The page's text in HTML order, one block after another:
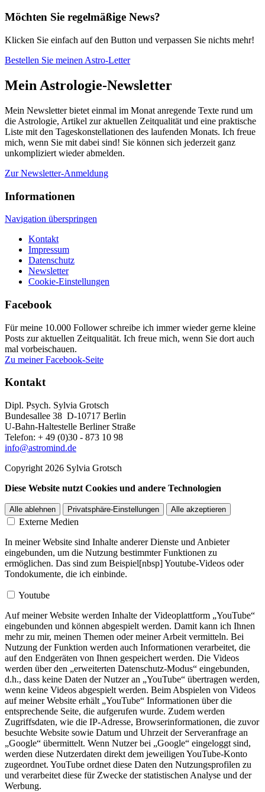
Möchten Sie regelmäßige News?
Klicken Sie einfach auf den Button und verpassen Sie nichts mehr!
Bestellen Sie meinen Astro-Letter
Mein Astrologie-Newsletter
Mein Newsletter bietet einmal im Monat anregende Texte rund um
die Astrologie, Artikel zur aktuellen Zeitqualität und eine praktische
Liste mit den Tageskonstellationen des laufenden Monats. Ich freue
mich, wenn Sie mit dabei sind! Sie können sich jederzeit ganz
unkompliziert wieder abmelden.
Zur Newsletter-Anmeldung
Informationen
Navigation überspringen
Kontakt
Impressum
Datenschutz
Newsletter
Cookie-Einstellungen
Facebook
Für meine 10.000 Follower schreibe ich immer wieder gerne kleine
Posts zur aktuellen Zeitqualität. Ich freue mich, wenn Sie dort auch
mal vorbeischauen.
Zu meiner Facebook-Seite
Kontakt
Dipl. Psych. Sylvia Grotsch
Bundesallee 38 D-10717 Berlin
U-Bahn-Haltestelle Berliner Straße
Telefon: + 49 (0)30 - 873 10 98
info@astromind.de
Copyright 2026 Sylvia Grotsch
Diese Website nutzt Cookies und andere Technologien
Alle ablehnen Privatsphäre-Einstellungen Alle akzeptieren
Externe Medien
In meiner Website sind Inhalte anderer Dienste und Anbieter
eingebunden, um die Nutzung bestimmter Funktionen zu
ermöglichen. Das sind zum Beispiel[nbsp] Youtube-Videos oder
Tondokumente, die ich einbinde.
Youtube
Auf meiner Website werden Inhalte der Videoplattform „YouTube“
eingebunden und können abgespielt werden. Damit kann ich Ihnen
mehr zu mir, meinen Themen oder meiner Arbeit vermitteln. Bei
Nutzung der Funktion werden auch Informationen verarbeitet, die
auf den Endgeräten von Ihnen gespeichert werden. Die Videos
werden über den „erweiterten Datenschutz-Modus“ eingebunden,
d.h., dass keine Daten der Nutzer an „YouTube“ übertragen werden,
wenn keine Videos abgespielt werden. Beim Abspielen von Videos
auf meiner Website erhält „YouTube“ Informationen über die
entsprechende Seite, die aufgerufen wurde. Zudem werden
Zugriffsdaten, wie die IP-Adresse, Browserinformationen, die zuvor
besuchte Website sowie Datum und Uhrzeit der Serveranfrage an
„Google“ übermittelt. Wenn Nutzer bei „Google“ eingeloggt sind,
werden diese Nutzerdaten direkt dem jeweiligen YouTube-Konto
zugeordnet. YouTube ordnet diese Daten den Nutzungsprofilen zu
und verarbeitet diese für Zwecke der statistischen Analyse und der
Werbung.